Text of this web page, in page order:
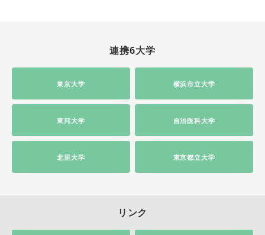
連携6大学
東京大学 横浜市立大学
東邦大学 自治医科大学
北里大学 東京都立大学
リンク